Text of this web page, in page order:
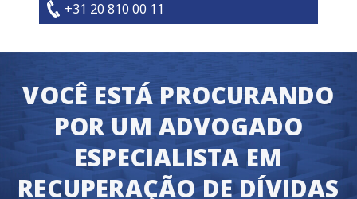
+31 20 810 00 11
VOCÊ ESTÁ PROCURANDO
POR UM ADVOGADO
ESPECIALISTA EM
RECUPERAÇÃO DE DÍVIDAS